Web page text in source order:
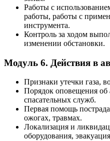
Работы с
работы, работы с
инструмента.
Контроль за ходом
изменении обстановки.
Модуль 6. Действия в
Признаки утечки газа,
Порядок оповещения об
спасательных служб.
Первая помощь
ожогах, травмах.
Локализация и
оборудования,